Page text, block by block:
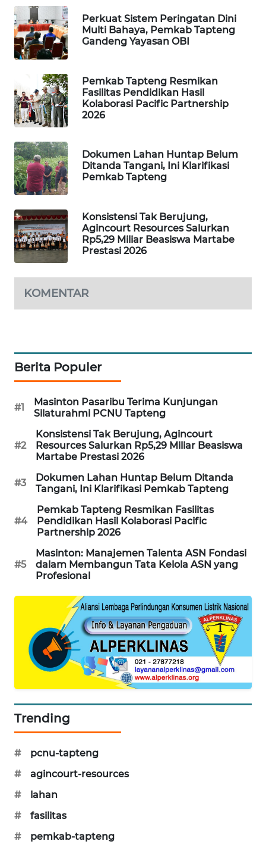
Perkuat Sistem Peringatan Dini
Multi Bahaya, Pemkab Tapteng
Gandeng Yayasan OBI
Pemkab Tapteng Resmikan
Fasilitas Pendidikan Hasil
Kolaborasi Pacific Partnership
2026
Dokumen Lahan Huntap Belum
Ditanda Tangani, Ini Klarifikasi
Pemkab Tapteng
Konsistensi Tak Berujung,
Agincourt Resources Salurkan
Rp5,29 Miliar Beasiswa Martabe
Prestasi 2026
KOMENTAR
Berita Populer
#1
Masinton Pasaribu Terima Kunjungan
Silaturahmi PCNU Tapteng
#2
Konsistensi Tak Berujung, Agincourt
Resources Salurkan Rp5,29 Miliar Beasiswa
Martabe Prestasi 2026
#3
Dokumen Lahan Huntap Belum Ditanda
Tangani, Ini Klarifikasi Pemkab Tapteng
#4
Pemkab Tapteng Resmikan Fasilitas
Pendidikan Hasil Kolaborasi Pacific
Partnership 2026
#5
Masinton: Manajemen Talenta ASN Fondasi
dalam Membangun Tata Kelola ASN yang
Profesional
Trending
#
pcnu-tapteng
#
agincourt-resources
#
lahan
#
fasilitas
#
pemkab-tapteng
OTOMOTIF
WAHANA
HEALTH
WAHANA
DESA
WISATA
LAPAK
WAHANA
Wahana
Network
KONSUMEN
LISTRIK
MAWAKA
ID
MARTABAT
NET
PLN
WATCH
MKLI
LPKKI
LKKI
KONSUMEN
FORWAMKI
FORJASIDA
TAMBANG
NEWS
SITUNGIR
NEWS